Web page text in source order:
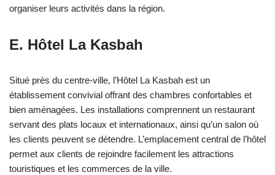
organiser leurs activités dans la région.
E. Hôtel La Kasbah
Situé près du centre-ville, l’Hôtel La Kasbah est un
établissement convivial offrant des chambres confortables et
bien aménagées. Les installations comprennent un restaurant
servant des plats locaux et internationaux, ainsi qu’un salon où
les clients peuvent se détendre. L’emplacement central de l’hôtel
permet aux clients de rejoindre facilement les attractions
touristiques et les commerces de la ville.